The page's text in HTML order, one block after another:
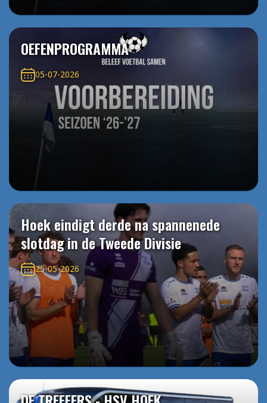
OEFENPROGRAMMA
05-07-2026
Hoek eindigt derde na spannenede
slotdag in de Tweede Divisie
25-05-2026